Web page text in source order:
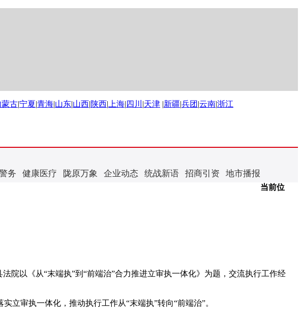
蒙古|宁夏|青海|山东|山西|陕西| 上海| 四川 |天津 |新疆|兵团 |云南|浙江
务 健康医疗 陇原万象 企业动态 统战新语 招商引资 地市播报
当前位
以《从“末端执”到“前端治”合力推进立审执一体化》为题，交流执行工作经
审执一体化，推动执行工作从“末端执”转向“前端治”。